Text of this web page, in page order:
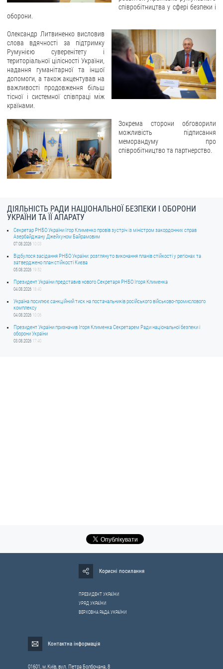
ЗВЕРНЕННЯ ГРОМАДЯН
Звернення громадян
Електронне звернення
ДОСТУП ДО ПУБЛІЧНОЇ ІНФОРМАЦІЇ
Організація доступу до публічної інформації
Запит на отримання публічної інформації
Облік публічної інформації
Питання запобігання корупції
Публічні закупівлі
Внутрішній аудит
співробітництва у сфері безпеки і
оборони.
Олександр Литвиненко висловив
слова вдячності за підтримку
Румунією суверенітету і
територіальної цілісності України,
надання гуманітарної та іншої
допомоги, а також акцентував на
важливості продовження більш
тісної і системної співпраці між
країнами.
Зокрема сторони обговорили
можливість підписання
меморандуму про
співробітництво та партнерство.
ДІЯЛЬНІСТЬ РАДИ НАЦІОНАЛЬНОЇ БЕЗПЕКИ І ОБОРОНИ
УКРАЇНИ ТА ЇЇ АПАРАТУ
Секретар РНБО України Ігор Клименко провів зустріч із міністром закордонних справ
Азербайджану Джейхуном Байрамовим
07.08.2026 10:03
Відбулося засідання РНБО України: розглянуто виконання планів стійкості у регіонах та
затверджено план стійкості Києва
05.08.2026 19:52
Президент України представив нового Секретаря РНБО Ігоря Клименка
04.08.2026 18:40
Україна посилює санкційний тиск на постачальників російського військово-промислового
комплексу
04.08.2026 10:06
Президент України призначив Ігоря Клименка Секретарем Ради національної безпеки і
оборони України
03.08.2026 17:40
Корисні посилання
ПРЕЗИДЕНТ УКРАЇНИ
УРЯД УКРАЇНИ
ВЕРХОВНА РАДА УКРАЇНИ
Контактна інформація
01601, м.Київ, вул. Петра Болбочана, 8